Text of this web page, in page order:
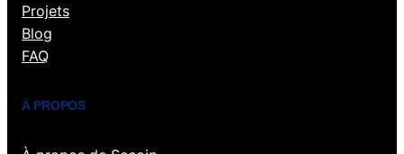
Projets
Blog
FAQ
À PROPOS